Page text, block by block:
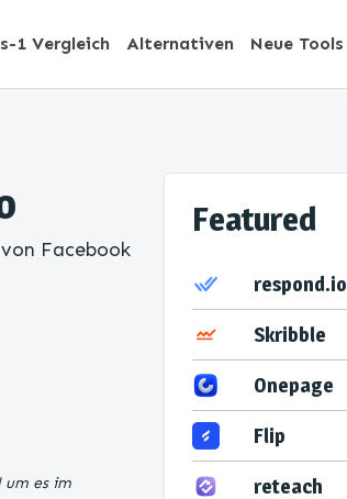
1 Vergleich Alternativen Neue Tools
Facebook
um es im
Featured
respond.io
Skribble
Onepage
Flip
reteach